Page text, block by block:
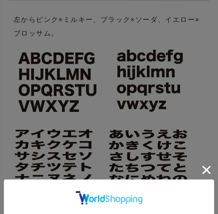
左からピンク×ミルキー、ブラック×ソーダ、イエロー×
ブロッサム。